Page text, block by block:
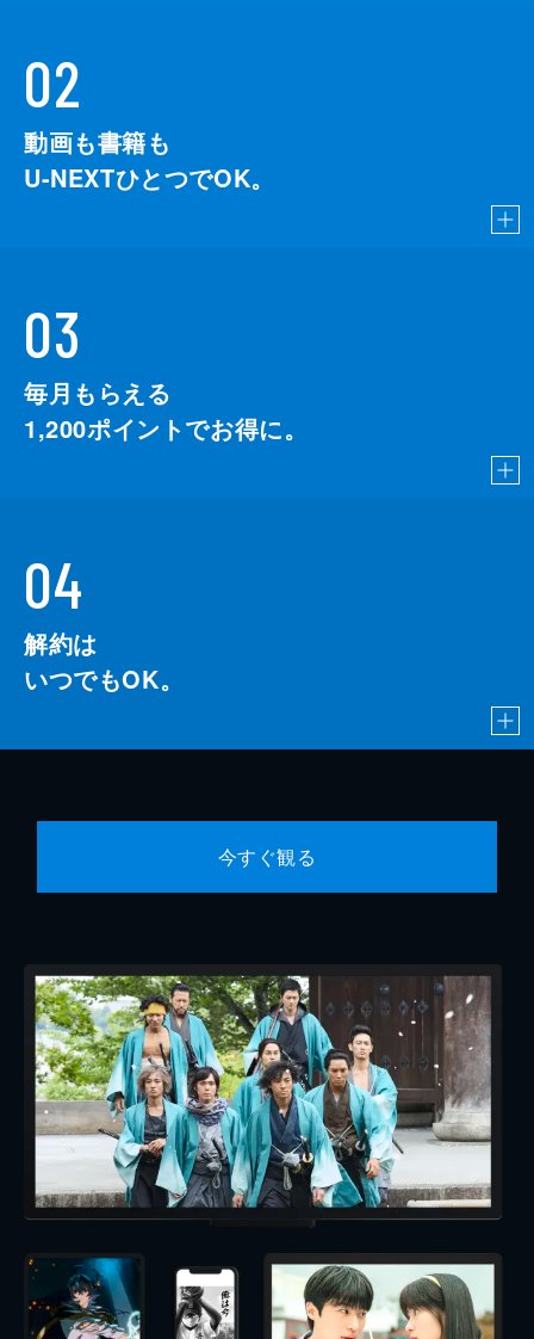
02
動画も書籍も
U-NEXTひとつでOK。
03
毎月もらえる
1,200ポイントでお得に。
04
解約は
いつでもOK。
今すぐ観る